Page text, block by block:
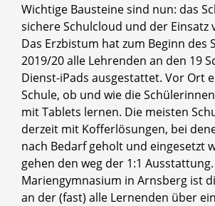
Wichtige Bausteine sind nun: das
sichere Schulcloud und der Einsatz
Das Erzbistum hat zum Beginn des
2019/20 alle Lehrenden an den 19
Dienst-iPads ausgestattet. Vor Ort
Schule, ob und wie die
mit Tablets lernen. Die meisten
derzeit mit Kofferlösungen, bei
nach Bedarf geholt und eingesetzt
gehen den weg der 1:1
Mariengymnasium in Arnsberg ist
an der (fast) alle Lernenden über